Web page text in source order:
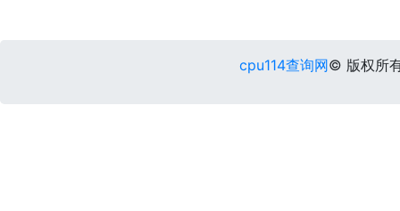
cpu114查询网© 版权所